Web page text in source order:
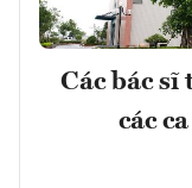
Các bác
các